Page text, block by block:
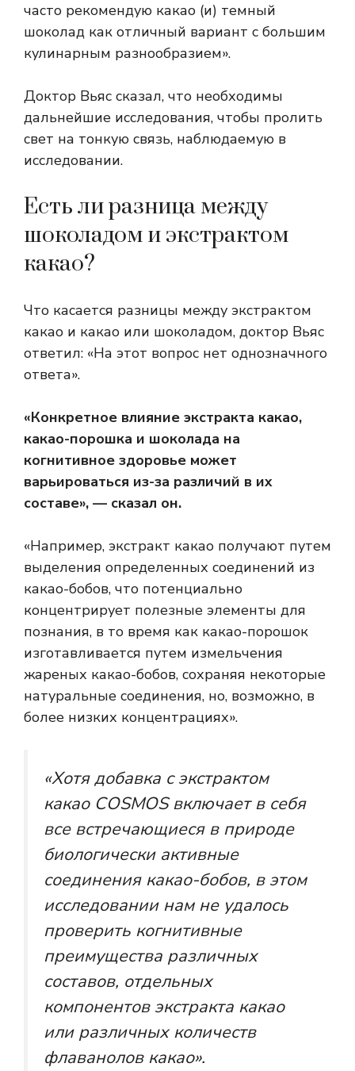
часто рекомендую какао (и) темный
шоколад как отличный вариант с большим
кулинарным разнообразием».
Доктор Вьяс сказал, что необходимы
дальнейшие исследования, чтобы пролить
свет на тонкую связь, наблюдаемую в
исследовании.
Есть ли разница между
шоколадом и экстрактом
какао?
Что касается разницы между экстрактом
какао и какао или шоколадом, доктор Вьяс
ответил: «На этот вопрос нет однозначного
ответа».
«Конкретное влияние экстракта какао,
какао-порошка и шоколада на
когнитивное здоровье может
варьироваться из-за различий в их
составе», — сказал он.
«Например, экстракт какао получают путем
выделения определенных соединений из
какао-бобов, что потенциально
концентрирует полезные элементы для
познания, в то время как какао-порошок
изготавливается путем измельчения
жареных какао-бобов, сохраняя некоторые
натуральные соединения, но, возможно, в
более низких концентрациях».
«Хотя добавка с экстрактом
какао COSMOS включает в себя
все встречающиеся в природе
биологически активные
соединения какао-бобов, в этом
исследовании нам не удалось
проверить когнитивные
преимущества различных
составов, отдельных
компонентов экстракта какао
или различных количеств
флаванолов какао».